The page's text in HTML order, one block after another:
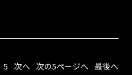
5 次へ 次の5ページへ 最後へ